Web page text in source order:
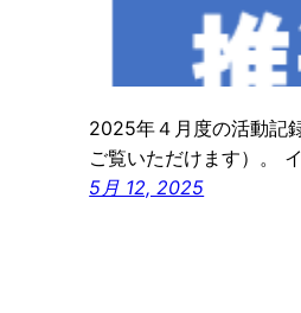
2025年４月度の活動記
ご覧いただけます）。
5月 12, 2025